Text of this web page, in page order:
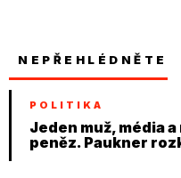
NEPŘEHLÉDNĚTE
POLITIKA
Jeden muž, média
peněz. Paukner